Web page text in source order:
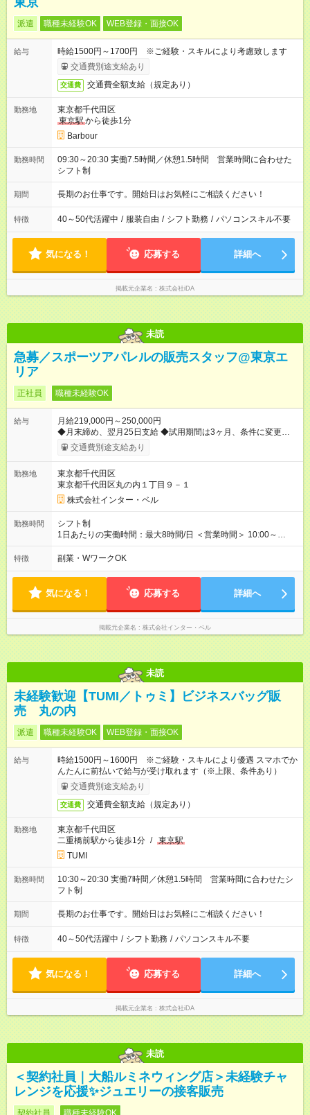
派遣 職種未経験OK WEB登録・面接OK
給与
時給1500円～1700円 ※ご経験・スキルにより考慮致します
交通費別途支給あり
交通費 交通費全額支給（規定あり）
勤務地
東京都千代田区
東京駅から徒歩1分
Barbour
勤務時間
09:30～20:30 実働7.5時間／休憩1.5時間 営業時間に合わせた
シフト制
期間 長期のお仕事です。開始日はお気軽にご相談ください！
特徴 40～50代活躍中 / 服装自由 / シフト勤務 / パソコンスキル不要
気になる！ 応募する 詳細へ
掲載元企業名 株式会社iDA
未読
急募／スポーツアパレルの販売スタッフ@東京エ
リア
正社員 職種未経験OK
給与
月給219,000円～250,000円
◆月末締め、翌月25日支給 ◆試用期間は3ヶ月、条件に変更はあ
りません 【試用期間】試用期間あり 試用期間の長さ：3ヶ月 雇
用形態、給与は本採用時と同じです。
交通費別途支給あり
勤務地
東京都千代田区
東京都千代田区丸の内１丁目９－１
株式会社インター・ベル
勤務時間
シフト制
1日あたりの実働時間：最大8時間/日 ＜営業時間＞ 10:00～
20:00 ＜勤務時間＞ 9:30～20:30(実働8h・休憩1hのシフト制) 週
休2日制、月9日休み、残業はほぼありません 早番・遅番の2交
ができます。
特徴 副業・WワークOK
気になる！ 応募する 詳細へ
掲載元企業名 株式会社インター・ベル
未読
未経験歓迎【TUMI／トゥミ】ビジネスバッグ販
売 丸の内
派遣 職種未経験OK WEB登録・面接OK
給与
時給1500円～1600円 ※ご経験・スキルにより優遇 スマホでか
んたんに前払いで給与が受け取れます（※上限、条件あり）
交通費別途支給あり
交通費 交通費全額支給（規定あり）
勤務地
東京都千代田区
二重橋前駅から徒歩1分 / 東京駅
TUMI
勤務時間
10:30～20:30 実働7時間／休憩1.5時間 営業時間に合わせたシ
フト制
期間 長期のお仕事です。開始日はお気軽にご相談ください！
特徴 40～50代活躍中 / シフト勤務 / パソコンスキル不要
気になる！ 応募する 詳細へ
掲載元企業名 株式会社iDA
未読
＜契約社員｜大船ルミネウィング店＞未経験チャ
レンジを応援✨ジュエリーの接客販売
契約社員 職種未経験OK